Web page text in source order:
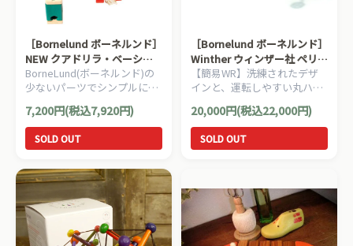
［Bornelund ボーネルンド］
NEW クアドリラ・ベーシッ
クセット
BorneLund(ボーネルンド)の
少ないパーツでシンプルに遊
べるクアドリラの基本セット
です。
7,200円(税込7,920円)
SOLD OUT
［Bornelund ボーネルンド］
Winther ウィンザー社 ペリカ
ンデザイン三輪車 丸ハンドル
黄色
【簡易WR】洗練されたデザ
インと、運転しやすい丸ハン
ドルが特徴の三輪車。デンマ
ーク・ウィンザー社のペリカ
ンシリーズの三輪車です。
20,000円(税込22,000円)
SOLD OUT